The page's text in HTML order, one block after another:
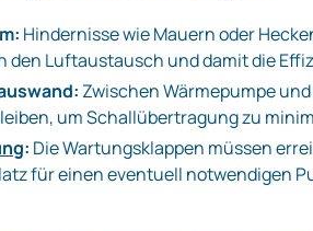
Hindernisse wie Mauern oder
den Luftaustausch und damit die
Zwischen Wärmepumpe
um Schallübertragung zu
: Die Wartungsklappen müssen
für einen eventuell notwendigen